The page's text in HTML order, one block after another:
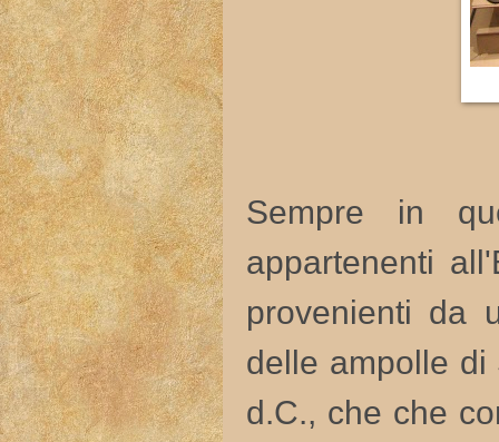
Sempre in
appartenenti
provenienti da
delle ampolle di
d.C., che che